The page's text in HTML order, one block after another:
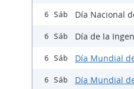
6 Sáb Día Nacional
6 Sáb Día de la
6 Sáb Día Mundial
6 Sáb Día Mundial